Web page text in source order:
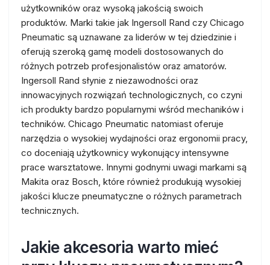
użytkowników oraz wysoką jakością swoich
produktów. Marki takie jak Ingersoll Rand czy Chicago
Pneumatic są uznawane za liderów w tej dziedzinie i
oferują szeroką gamę modeli dostosowanych do
różnych potrzeb profesjonalistów oraz amatorów.
Ingersoll Rand słynie z niezawodności oraz
innowacyjnych rozwiązań technologicznych, co czyni
ich produkty bardzo popularnymi wśród mechaników i
techników. Chicago Pneumatic natomiast oferuje
narzędzia o wysokiej wydajności oraz ergonomii pracy,
co doceniają użytkownicy wykonujący intensywne
prace warsztatowe. Innymi godnymi uwagi markami są
Makita oraz Bosch, które również produkują wysokiej
jakości klucze pneumatyczne o różnych parametrach
technicznych.
Jakie akcesoria warto mieć